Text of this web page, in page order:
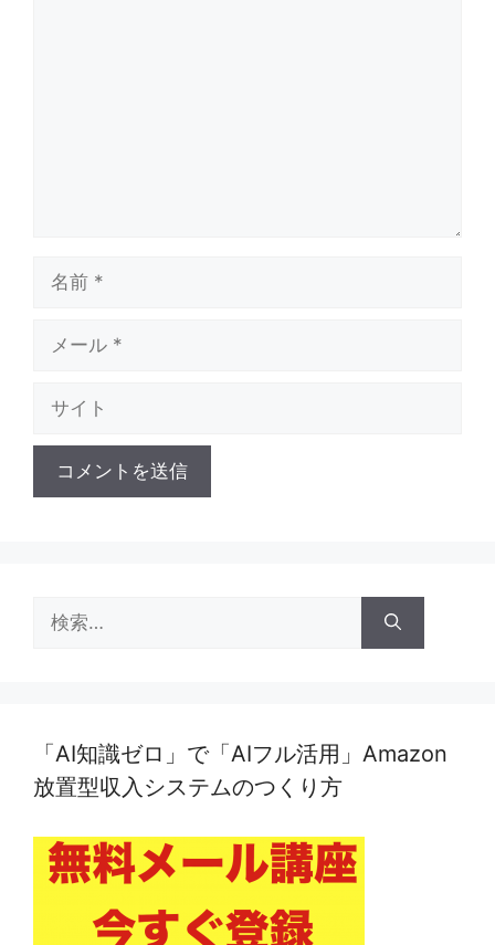
ト
索:
「AI知識ゼロ」で「AIフル活用」Amazon
放置型収入システムのつくり方